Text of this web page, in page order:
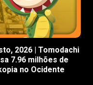
2026 | Tomodachi
7.96 milhões de
no Ocidente